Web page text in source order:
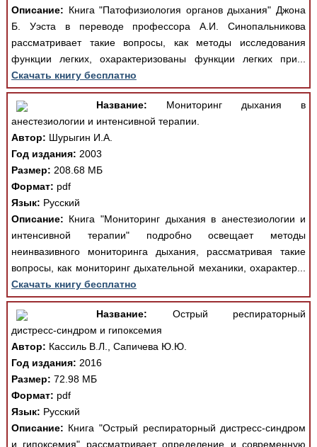
Описание: Книга "Патофизиология органов дыхания" Джона
Б. Уэста в переводе профессора А.И. Синопальникова
рассматривает такие вопросы, как методы исследования
функции легких, охарактеризованы функции легких при...
Скачать книгу бесплатно
Название: Мониторинг дыхания в
анестезиологии и интенсивной терапии.
Автор: Шурыгин И.А.
Год издания: 2003
Размер: 208.68 МБ
Формат: pdf
Язык: Русский
Описание: Книга "Мониторинг дыхания в анестезиологии и
интенсивной терапии" подробно освещает методы
неинвазивного мониторинга дыхания, рассматривая такие
вопросы, как мониторинг дыхательной механики, охарактер...
Скачать книгу бесплатно
Название: Острый респираторный
дистресс-синдром и гипоксемия
Автор: Кассиль В.Л., Сапичева Ю.Ю.
Год издания: 2016
Размер: 72.98 МБ
Формат: pdf
Язык: Русский
Описание: Книга "Острый респираторный дистресс-синдром
и гипоксемия" рассматривает определение и современную